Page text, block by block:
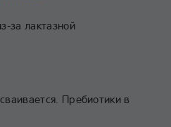
за лактазной
Пребиотики в